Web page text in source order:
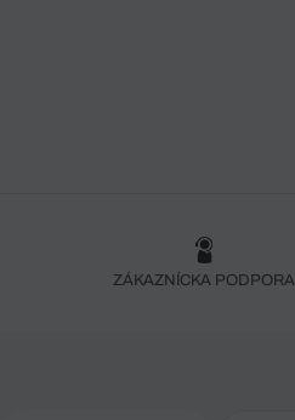
ZÁKAZNÍCKA PODPORA